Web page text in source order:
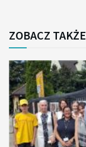
ZOBACZ TAKŻE